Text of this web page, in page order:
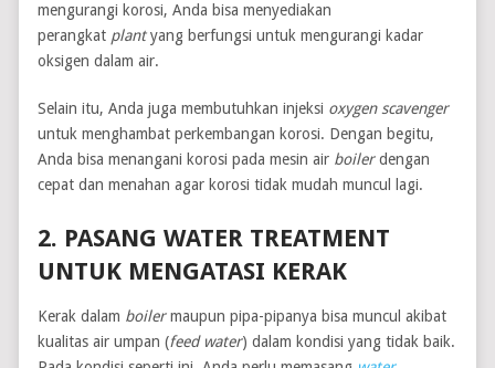
mengurangi korosi, Anda bisa menyediakan
perangkat plantyang berfungsi untuk mengurangi kadar
oksigen dalam air.
Selain itu, Anda juga membutuhkan injeksi oxygen scavenger
untuk menghambat perkembangan korosi. Dengan begitu,
Anda bisa menangani korosi pada mesin air boilerdengan
cepat dan menahan agar korosi tidak mudah muncul lagi.
2. PASANG WATER TREATMENT
UNTUK MENGATASI KERAK
Kerak dalam boilermaupun pipa-pipanya bisa muncul akibat
kualitas air umpan (feed water) dalam kondisi yang tidak baik.